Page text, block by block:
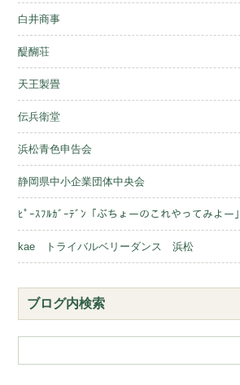
白井商事
醍醐荘
天王製畳
伝兵衛堂
浜松青色申告会
静岡県中小企業団体中央会
ﾋﾟｰｽﾌﾙｶﾞｰﾃﾞﾝ「ぶちょーのこれやってみよー」
kae トライバルベリーダンス 浜松
ブログ内検索